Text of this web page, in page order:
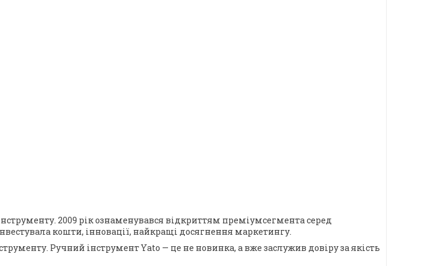
2009 рік ознаменувався відкриттям преміумсегмента серед
кошти, інновації, найкращі досягнення маркетингу.
Ручний інструмент Yato — це не новинка, а вже заслужив довіру за якість